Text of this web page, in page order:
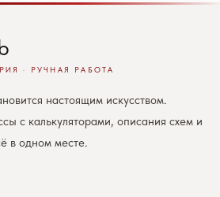
· РУЧНАЯ РАБОТА
настоящим искусством.
с калькуляторами, описания схем и
в одном месте.